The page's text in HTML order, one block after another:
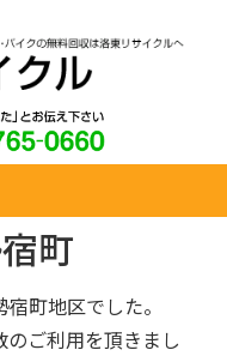
町
町地区でした。
ご利用を頂きまし